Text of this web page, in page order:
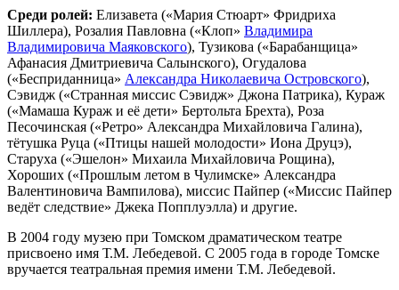
Среди ролей: Елизавета («Мария Стюарт» Фридриха
Шиллера), Розалия Павловна («Клоп» Владимира
Владимировича Маяковского), Тузикова («Барабанщица»
Афанасия Дмитриевича Салынского), Огудалова
(«Бесприданница» Александра Николаевича Островского),
Сэвидж («Странная миссис Сэвидж» Джона Патрика), Кураж
(«Мамаша Кураж и её дети» Бертольта Брехта), Роза
Песочинская («Ретро» Александра Михайловича Галина),
тётушка Руца («Птицы нашей молодости» Иона Друцэ),
Старуха («Эшелон» Михаила Михайловича Рощина),
Хороших («Прошлым летом в Чулимске» Александра
Валентиновича Вампилова), миссис Пайпер («Миссис Пайпер
ведёт следствие» Джека Попплуэлла) и другие.
В 2004 году музею при Томском драматическом театре
присвоено имя Т.М. Лебедевой. С 2005 года в городе Томске
вручается театральная премия имени Т.М. Лебедевой.